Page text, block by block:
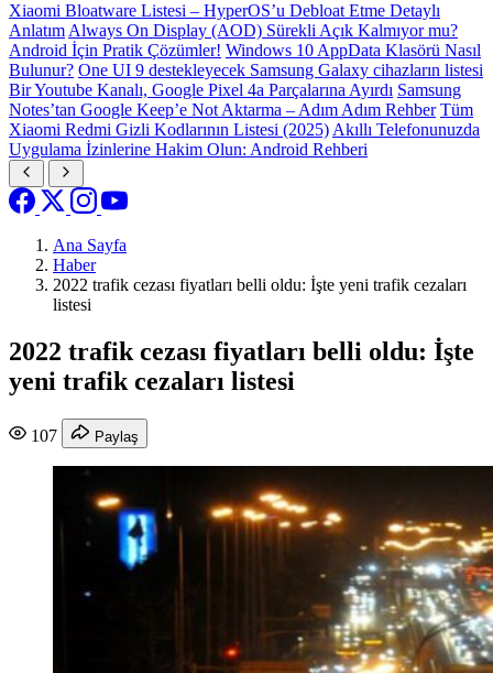
Xiaomi Bloatware Listesi – HyperOS’u Debloat Etme Detaylı
Anlatım Always On Display (AOD) Sürekli Açık Kalmıyor mu?
Android İçin Pratik Çözümler! Windows 10 AppData Klasörü Nasıl
Bulunur? One UI 9 destekleyecek Samsung Galaxy cihazların listesi
Bir Youtube Kanalı, Google Pixel 4a Parçalarına Ayırdı Samsung
Notes’tan Google Keep’e Not Aktarma – Adım Adım Rehber Tüm
Xiaomi Redmi Gizli Kodlarının Listesi (2025) Akıllı Telefonunuzda
Uygulama İzinlerine Hakim Olun: Android Rehberi
Ana Sayfa
Haber
2022 trafik cezası fiyatları belli oldu: İşte yeni trafik cezaları
listesi
2022 trafik cezası fiyatları belli oldu: İşte
yeni trafik cezaları listesi
107 Paylaş